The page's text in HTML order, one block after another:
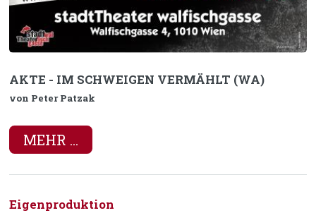
AKTE - IM SCHWEIGEN VERMÄHLT (WA)
von Peter Patzak
MEHR ...
Eigenproduktion